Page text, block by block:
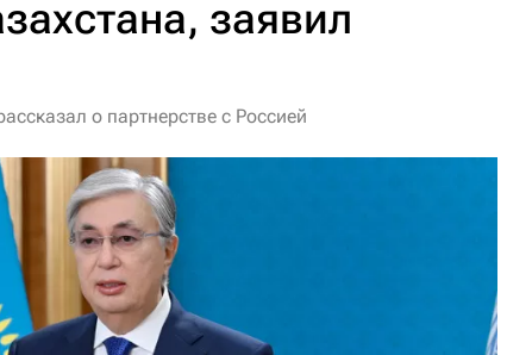
заявил
о партнерстве с Россией